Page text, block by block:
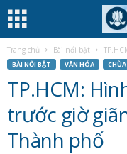
Trang chủ Bài nổi bật
BÀI NỔI BẬT VĂN HÓA
TP.HCM:
trước giờ
Thành phố